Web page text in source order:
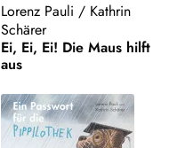
Lorenz Pauli / Kathrin
Schärer
Ei, Ei, Ei! Die Maus hilft
aus